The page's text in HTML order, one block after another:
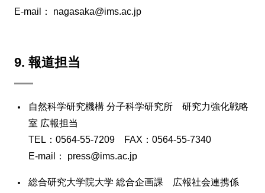
E-mail： nagasaka@ims.ac.jp
9. 報道担当
自然科学研究機構 分子科学研究所 研究力強化戦略
室 広報担当
TEL：0564-55-7209 FAX：0564-55-7340
E-mail： press@ims.ac.jp
総合研究大学院大学 総合企画課 広報社会連携係